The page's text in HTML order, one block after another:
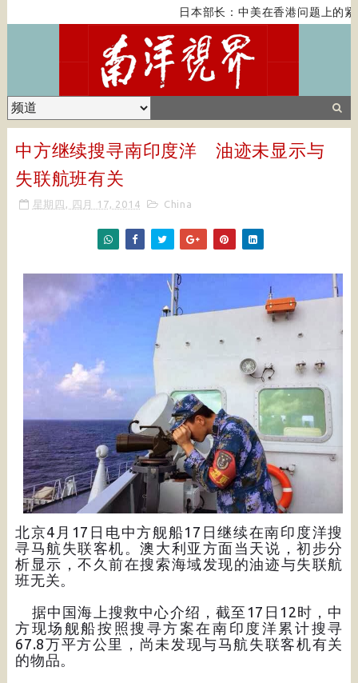
日本部长：中美在香港问题上的紧
中方继续搜寻南印度洋 油迹未显示与
失联航班有关
星期四, 四月 17, 2014 China
北京4月17日电中方舰船17日继续在南印度洋搜
寻马航失联客机。澳大利亚方面当天说，初步分
析显示，不久前在搜索海域发现的油迹与失联航
班无关。
据中国海上搜救中心介绍，截至17日12时，中
方现场舰船按照搜寻方案在南印度洋累计搜寻
67.8万平方公里，尚未发现与马航失联客机有关
的物品。